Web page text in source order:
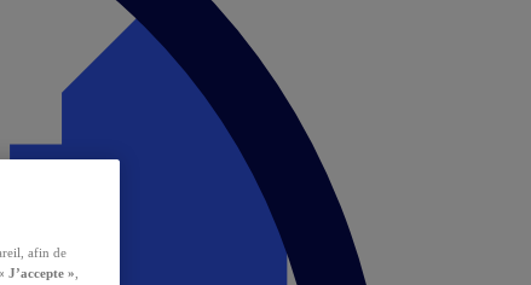
afin de
J’accepte »